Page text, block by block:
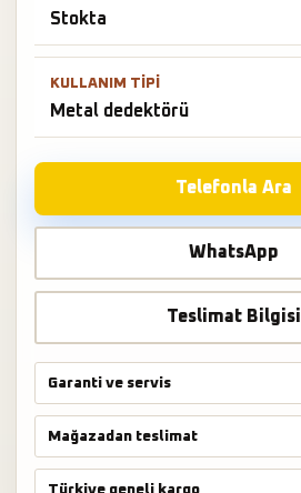
Stokta
KULLANIM TIPI
Metal dedektörü
Telefonla Ara
WhatsApp
Teslimat Bilgisi
Garanti ve servis
Mağazadan teslimat
Türkiye geneli kargo